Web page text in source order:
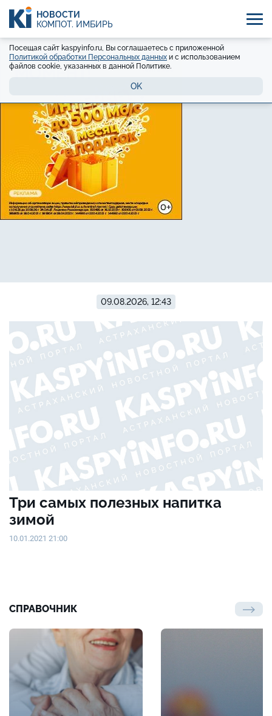
НОВОСТИ
КОМПОТ. ИМБИРЬ
Посещая сайт kaspyinfo.ru, Вы соглашаетесь с приложенной
Политикой обработки Персональных данных и с использованием
файлов cookie, указанных в данной Политике.
OK
09.08.2026, 12:43
Три самых полезных напитка
зимой
10.01.2021 21:00
СПРАВОЧНИК